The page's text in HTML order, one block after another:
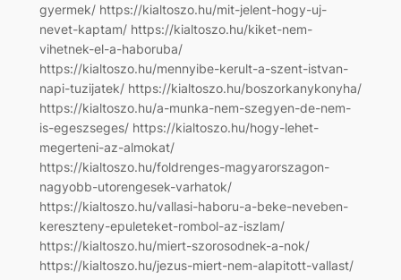
gyermek/ https://kialtoszo.hu/mit-jelent-hogy-uj-
nevet-kaptam/ https://kialtoszo.hu/kiket-nem-
vihetnek-el-a-haboruba/
https://kialtoszo.hu/mennyibe-kerult-a-szent-istvan-
napi-tuzijatek/ https://kialtoszo.hu/boszorkanykonyha/
https://kialtoszo.hu/a-munka-nem-szegyen-de-nem-
is-egeszseges/ https://kialtoszo.hu/hogy-lehet-
megerteni-az-almokat/
https://kialtoszo.hu/foldrenges-magyarorszagon-
nagyobb-utorengesek-varhatok/
https://kialtoszo.hu/vallasi-haboru-a-beke-neveben-
kereszteny-epuleteket-rombol-az-iszlam/
https://kialtoszo.hu/miert-szorosodnek-a-nok/
https://kialtoszo.hu/jezus-miert-nem-alapitott-vallast/